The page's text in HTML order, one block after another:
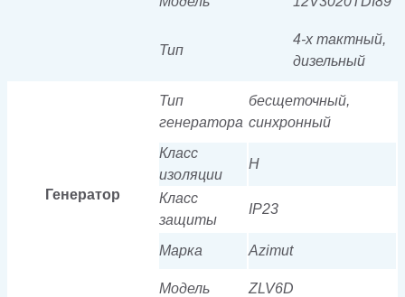
Тип
4-х тактный,
дизельный
Генератор
Тип
генератора
бесщеточный,
синхронный
Класс
изоляции
H
Класс
защиты
IP23
Марка Azimut
Модель ZLV6D